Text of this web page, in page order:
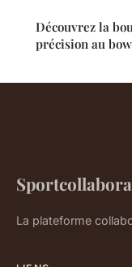
Découvrez la
précision au
La plateforme